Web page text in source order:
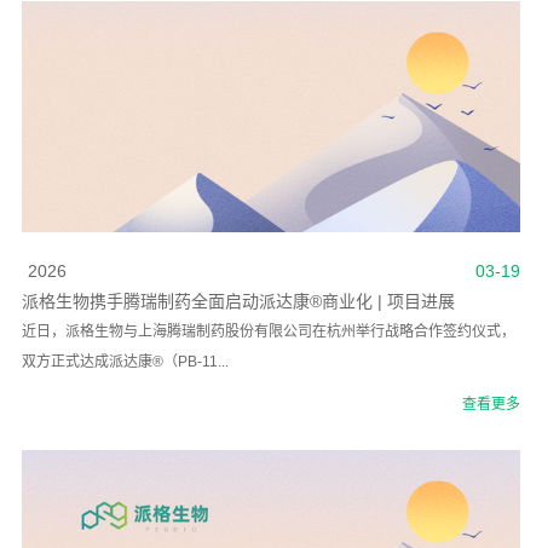
03-19
2026
派格生物携手腾瑞制药全面启动派达康®商业化 | 项目进展
近日，派格生物与上海腾瑞制药股份有限公司在杭州举行战略合作签约仪式，
双方正式达成派达康®（PB-11...
查看更多